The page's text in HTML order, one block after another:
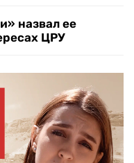
назвал ее
ЦРУ